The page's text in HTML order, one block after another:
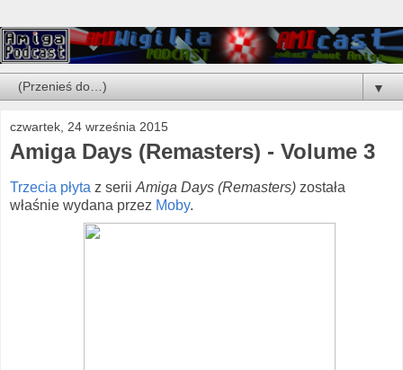
▼
czwartek, 24 września 2015
Amiga Days (Remasters) - Volume 3
Trzecia płyta z serii Amiga Days (Remasters) została
właśnie wydana przez Moby.